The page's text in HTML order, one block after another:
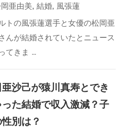
亜由美, 結婚, 風張蓮
トの風張蓮選手と女優の松岡亜
んが結婚されていたとニュース
てきま ...
沙己が猿川真寿とでき
った結婚で収入激減？子
別は？